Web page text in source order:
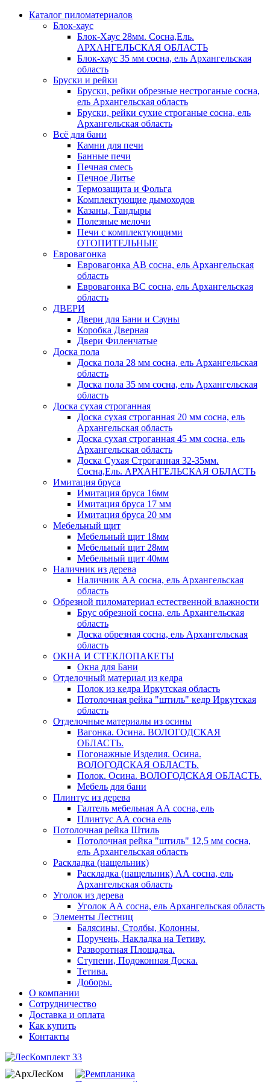
Каталог пиломатериалов
Блок-хаус
Блок-Хаус 28мм. Сосна,Ель.
АРХАНГЕЛЬСКАЯ ОБЛАСТЬ
Блок-хаус 35 мм сосна, ель Архангельская
область
Бруски и рейки
Бруски, рейки обрезные нестроганые сосна,
ель Архангельская область
Бруски, рейки сухие строганые сосна, ель
Архангельская область
Всё для бани
Камни для печи
Банные печи
Печная смесь
Печное Литье
Термозащита и Фольга
Комплектующие дымоходов
Казаны, Тандыры
Полезные мелочи
Печи с комплектующими
ОТОПИТЕЛЬНЫЕ
Евровагонка
Евровагонка АВ сосна, ель Архангельская
область
Евровагонка ВС сосна, ель Архангельская
область
ДВЕРИ
Двери для Бани и Сауны
Коробка Дверная
Двери Филенчатые
Доска пола
Доска пола 28 мм сосна, ель Архангельская
область
Доска пола 35 мм сосна, ель Архангельская
область
Доска сухая строганная
Доска сухая строганная 20 мм сосна, ель
Архангельская область
Доска сухая строганная 45 мм сосна, ель
Архангельская область
Доска Сухая Строганная 32-35мм.
Сосна,Ель. АРХАНГЕЛЬСКАЯ ОБЛАСТЬ
Имитация бруса
Имитация бруса 16мм
Имитация бруса 17 мм
Имитация бруса 20 мм
Мебельный щит
Мебельный щит 18мм
Мебельный щит 28мм
Мебельный щит 40мм
Наличник из дерева
Наличник АА сосна, ель Архангельская
область
Обрезной пиломатериал естественной влажности
Брус обрезной сосна, ель Архангельская
область
Доска обрезная сосна, ель Архангельская
область
ОКНА И СТЕКЛОПАКЕТЫ
Окна для Бани
Отделочный материал из кедра
Полок из кедра Иркутская область
Потолочная рейка "штиль" кедр Иркутская
область
Отделочные материалы из осины
Вагонка. Осина. ВОЛОГОДСКАЯ
ОБЛАСТЬ.
Погонажные Изделия. Осина.
ВОЛОГОДСКАЯ ОБЛАСТЬ.
Полок. Осина. ВОЛОГОДСКАЯ ОБЛАСТЬ.
Мебель для бани
Плинтус из дерева
Галтель мебельная АА сосна, ель
Плинтус АА сосна ель
Потолочная рейка Штиль
Потолочная рейка "штиль" 12,5 мм сосна,
ель Архангельская область
Раскладка (нащельник)
Раскладка (нащельник) АА сосна, ель
Архангельская область
Уголок из дерева
Уголок АА сосна, ель Архангельская область
Элементы Лестниц
Балясины, Столбы, Колонны.
Поручень, Накладка на Тетиву.
Разворотная Площадка.
Ступени, Подоконная Доска.
Тетива.
Доборы.
О компании
Сотрудничество
Доставка и оплата
Как купить
Контакты